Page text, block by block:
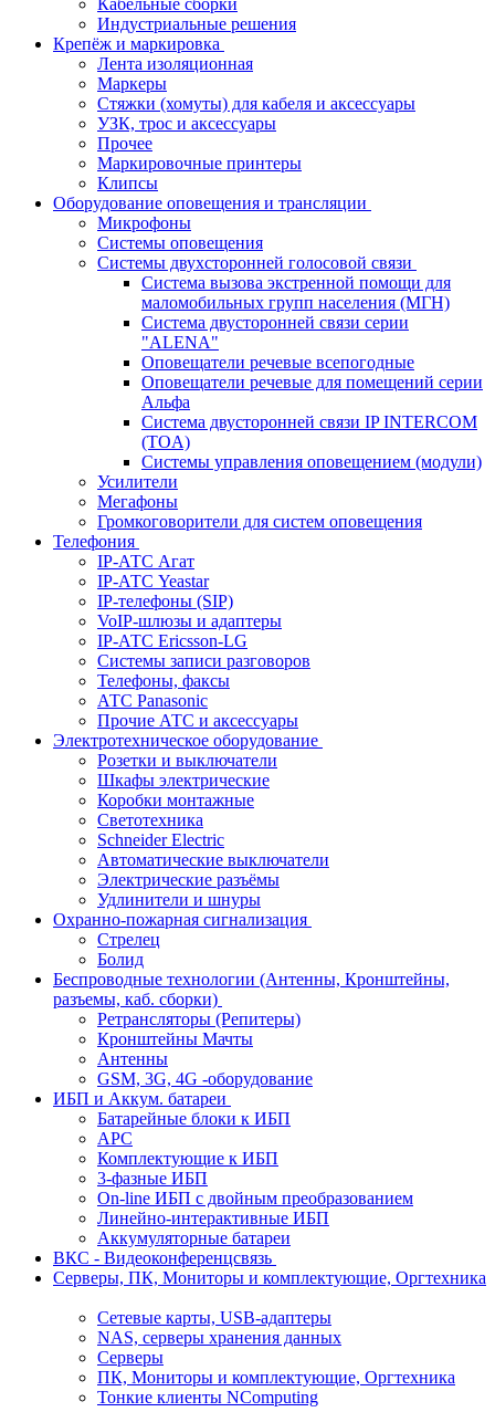
Кабельные сборки
Индустриальные решения
Крепёж и маркировка
Лента изоляционная
Маркеры
Стяжки (хомуты) для кабеля и аксессуары
УЗК, трос и аксессуары
Прочее
Маркировочные принтеры
Клипсы
Оборудование оповещения и трансляции
Микрофоны
Системы оповещения
Системы двухсторонней голосовой связи
Система вызова экстренной помощи для
маломобильных групп населения (МГН)
Система двусторонней связи серии
"ALENA"
Оповещатели речевые всепогодные
Оповещатели речевые для помещений серии
Альфа
Система двусторонней связи IP INTERCOM
(TOA)
Системы управления оповещением (модули)
Усилители
Мегафоны
Громкоговорители для систем оповещения
Телефония
IP-АТС Агат
IP-АТС Yeastar
IP-телефоны (SIP)
VoIP-шлюзы и адаптеры
IP-АТС Ericsson-LG
Системы записи разговоров
Телефоны, факсы
АТС Panasonic
Прочие АТС и аксессуары
Электротехническое оборудование
Розетки и выключатели
Шкафы электрические
Коробки монтажные
Светотехника
Schneider Electric
Автоматические выключатели
Электрические разъёмы
Удлинители и шнуры
Охранно-пожарная сигнализация
Стрелец
Болид
Беспроводные технологии (Антенны, Кронштейны,
разъемы, каб. сборки)
Ретрансляторы (Репитеры)
Кронштейны Мачты
Антенны
GSM, 3G, 4G -оборудование
ИБП и Аккум. батареи
Батарейные блоки к ИБП
APC
Комплектующие к ИБП
3-фазные ИБП
On-line ИБП с двойным преобразованием
Линейно-интерактивные ИБП
Аккумуляторные батареи
ВКС - Видеоконференцсвязь
Серверы, ПК, Мониторы и комплектующие, Оргтехника
Сетевые карты, USB-адаптеры
NAS, серверы хранения данных
Серверы
ПК, Мониторы и комплектующие, Оргтехника
Тонкие клиенты NComputing